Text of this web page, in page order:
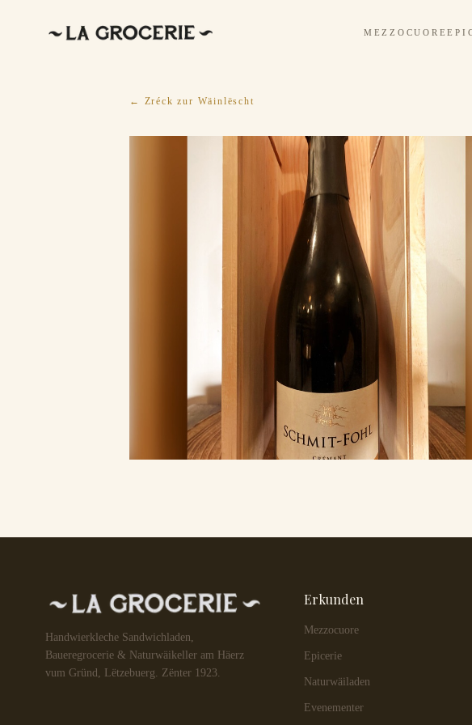
MEZZOCUORE
← Zréck zur Wäinlëscht
Handwierkleche Sandwichladen,
Baueregrocerie & Naturwäikeller am Häerz
vum Gründ, Lëtzebuerg. Zënter 1923.
Erkunden
Mezzocuore
Epicerie
Naturwäiladen
Evenementer